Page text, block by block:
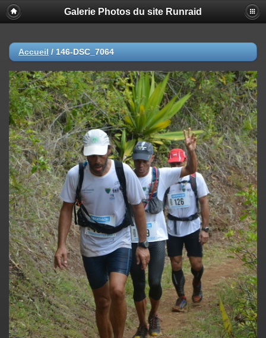
Galerie Photos du site Runraid
Accueil / 146-DSC_7064